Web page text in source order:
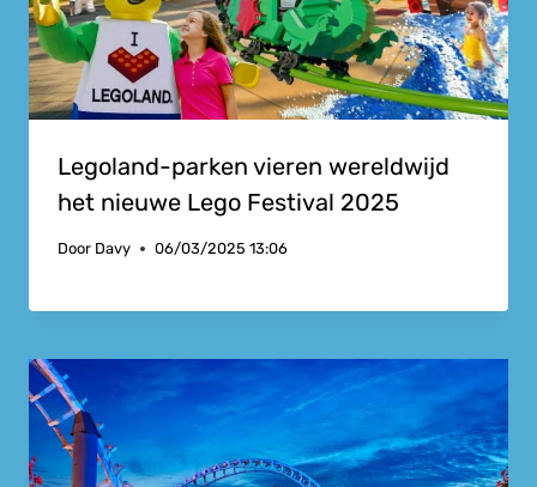
Legoland-parken vieren wereldwijd
het nieuwe Lego Festival 2025
Door Davy 06/03/2025 13:06